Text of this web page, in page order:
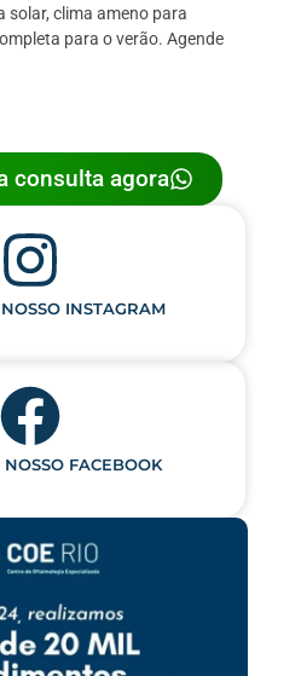
solar, clima ameno para
para o verão. Agende
consulta agora
INSTAGRAM
FACEBOOK